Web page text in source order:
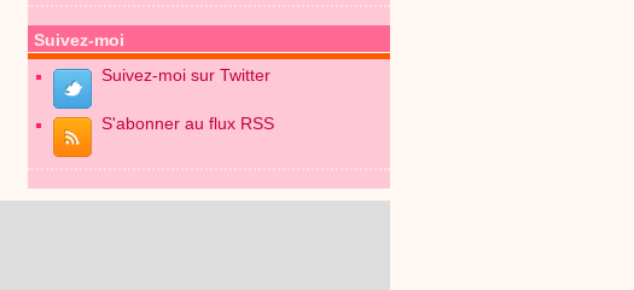
Suivez-moi
Suivez-moi sur Twitter
S'abonner au flux RSS